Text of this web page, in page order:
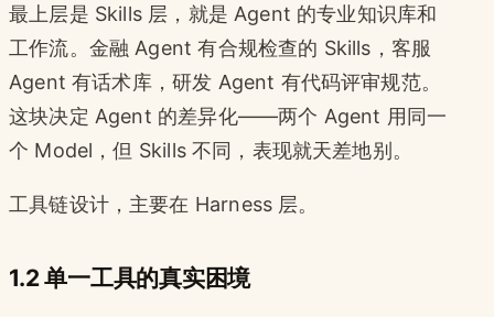
最上层是 Skills 层，就是 Agent 的专业知识库和
工作流。金融 Agent 有合规检查的 Skills，客服
Agent 有话术库，研发 Agent 有代码评审规范。
这块决定 Agent 的差异化——两个 Agent 用同一
个 Model，但 Skills 不同，表现就天差地别。
工具链设计，主要在 Harness 层。
1.2 单一工具的真实困境